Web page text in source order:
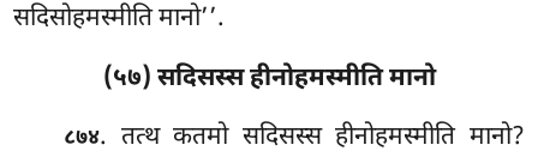
सदिसोहमस्मीति मानो’’.
(५७) सदिसस्स हीनोहमस्मीति मानो
८७४. तत्थकतमो सदिसस्स हीनोहमस्मीति मानो?